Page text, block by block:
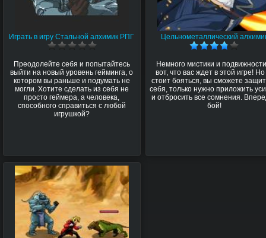
Играть в игру Стальной алхимик РПГ
Преодолейте себя и попытайтесь
выйти на новый уровень гейминга, о
котором вы раньше и подумать не
могли. Хотите сделать из себя не
просто геймера, а человека,
способного справиться с любой
игрушкой?
Цельнометаллический
Немного мистики и
вот, что вас ждет в этой игре!
стоит бояться, вы сможете
себя, только нужно приложить
и отбросить все сомнения.
бой!